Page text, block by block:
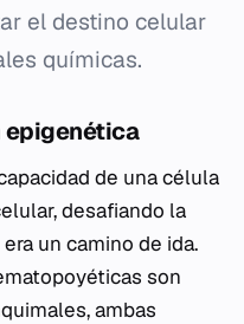
el destino celular
químicas.
de una célula
desafiando la
un camino de ida.
son
ambas